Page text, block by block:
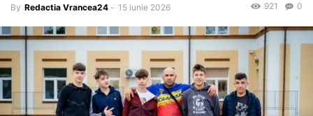
By Redactia Vrancea24 - 15 iunie 2026 0
921